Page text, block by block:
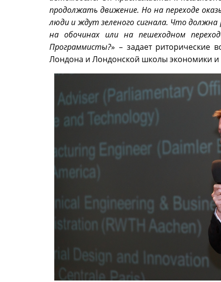
продолжать движение. Но на переходе
люди и ждут зеленого сигнала. Что
на обочинах или на пешеходном
Программисты?» – задает риторические
Лондона и Лондонской школы экономики и